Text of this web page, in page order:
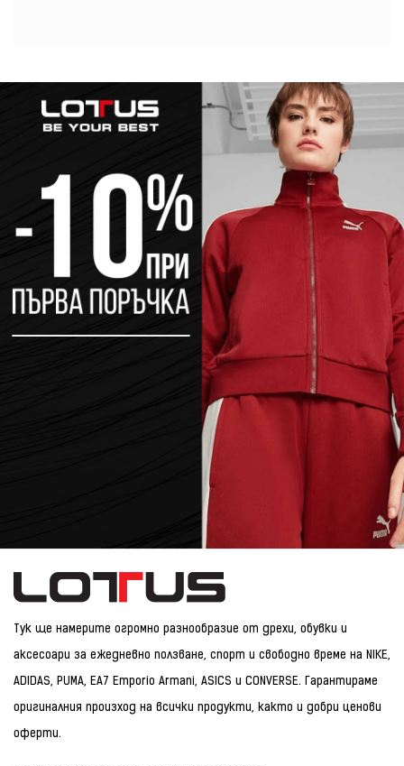
Тук ще намерите огромно разнообразие от дрехи, обувки и
аксесоари за ежедневно ползване, спорт и свободно време на NIKE,
ADIDAS, PUMA, EA7 Emporio Armani, ASICS и CONVERSE. Гарантираме
оригиналния произход на всички продукти, както и добри ценови
оферти.